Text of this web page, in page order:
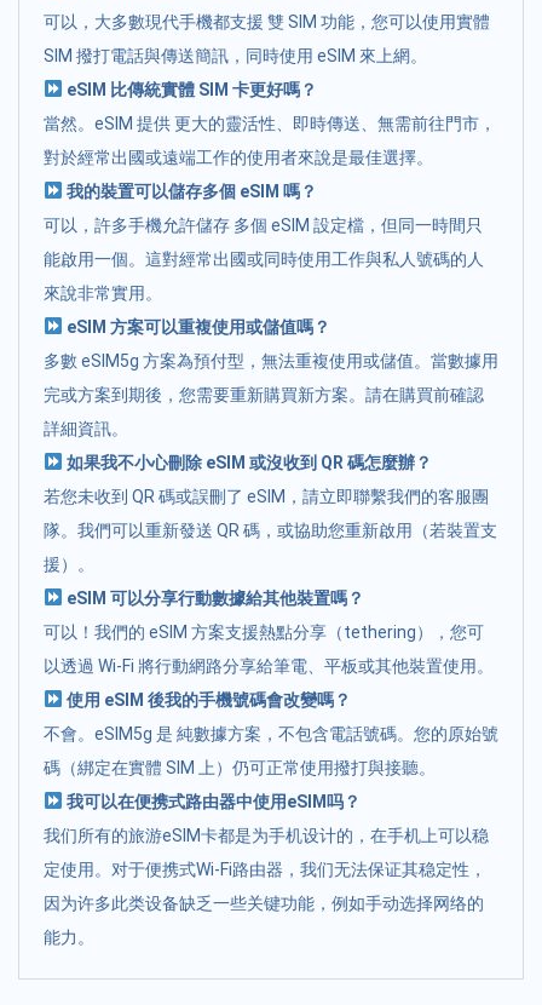
可以，大多數現代手機都支援 雙 SIM 功能，您可以使用實體
SIM 撥打電話與傳送簡訊，同時使用 eSIM 來上網。
eSIM 比傳統實體 SIM 卡更好嗎？
當然。eSIM 提供 更大的靈活性、即時傳送、無需前往門市，
對於經常出國或遠端工作的使用者來說是最佳選擇。
我的裝置可以儲存多個 eSIM 嗎？
可以，許多手機允許儲存 多個 eSIM 設定檔，但同一時間只
能啟用一個。這對經常出國或同時使用工作與私人號碼的人
來說非常實用。
eSIM 方案可以重複使用或儲值嗎？
多數 eSIM5g 方案為預付型，無法重複使用或儲值。當數據用
完或方案到期後，您需要重新購買新方案。請在購買前確認
詳細資訊。
如果我不小心刪除 eSIM 或沒收到 QR 碼怎麼辦？
若您未收到 QR 碼或誤刪了 eSIM，請立即聯繫我們的客服團
隊。我們可以重新發送 QR 碼，或協助您重新啟用（若裝置支
援）。
eSIM 可以分享行動數據給其他裝置嗎？
可以！我們的 eSIM 方案支援熱點分享（tethering），您可
以透過 Wi-Fi 將行動網路分享給筆電、平板或其他裝置使用。
使用 eSIM 後我的手機號碼會改變嗎？
不會。eSIM5g 是 純數據方案，不包含電話號碼。您的原始號
碼（綁定在實體 SIM 上）仍可正常使用撥打與接聽。
我可以在便携式路由器中使用eSIM吗？
我们所有的旅游eSIM卡都是为手机设计的，在手机上可以稳
定使用。对于便携式Wi-Fi路由器，我们无法保证其稳定性，
因为许多此类设备缺乏一些关键功能，例如手动选择网络的
能力。